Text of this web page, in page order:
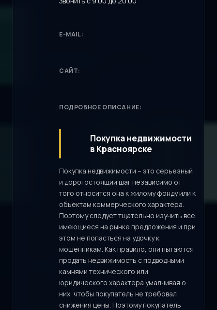
E-MAIL:
САЙТ:
ПОДРОБНОЕ ОПИСАНИЕ:
Покупка недвижимости
в Красноярске
Покупка недвижимости – это серьезный
и дорогостоящий шаг независимо от
того относится она к жилому фонду или к
объектам коммерческого характера.
Поэтому следует тщательно изучить все
имеющиеся на рынке предложения и при
этом не попасться на удочку к
мошенникам. Как правило, они пытаются
продать недвижимость с подводными
камнями технического или
юридического характера умалчивая о
них, чтобы покупатель не требовал
снижения цены. Поэтому покупатель